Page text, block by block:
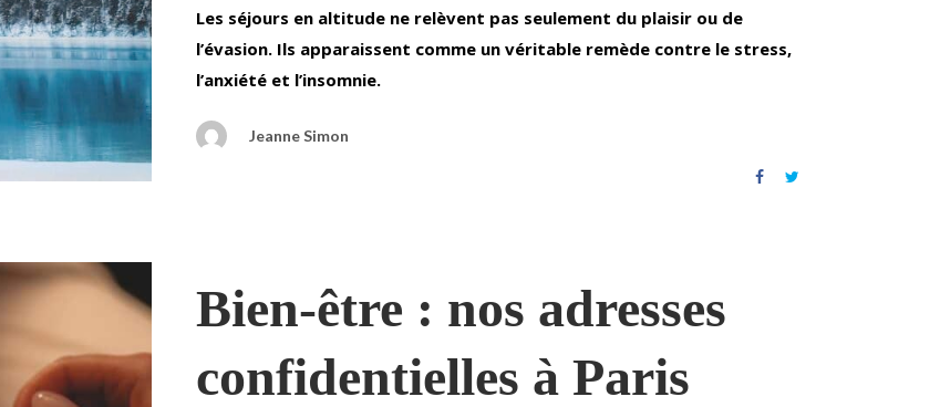
Les séjours en altitude ne relèvent pas seulement du plaisir ou de
l’évasion. Ils apparaissent comme un véritable remède contre le stress,
l’anxiété et l’insomnie.
Jeanne Simon
Bien-être : nos adresses
confidentielles à Paris